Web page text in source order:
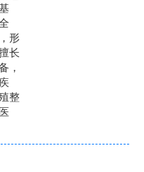
形
长
，
整